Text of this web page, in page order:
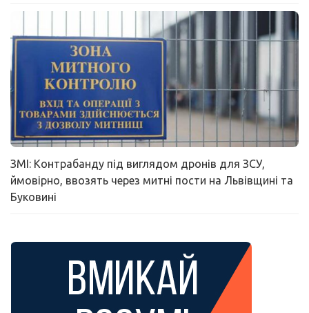
ЗМІ: Контрабанду під виглядом дронів для ЗСУ,
ймовірно, ввозять через митні пости на Львівщині та
Буковині